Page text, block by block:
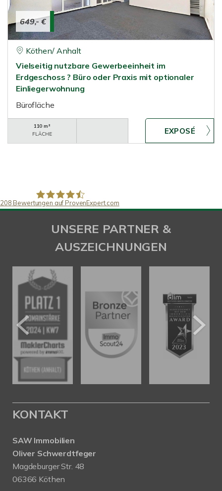
649,- €
Köthen/ Anhalt
Vielseitig nutzbare Gewerbeeinheit im
Erdgeschoss ? Büro oder Praxis mit optionaler
Einliegerwohnung
Bürofläche
110 m²
FLÄCHE
SAW Immobilien
208 Bewertungen auf ProvenExpert.com
UNSERE PARTNER &
AUSZEICHNUNGEN
KONTAKT
SAW Immobilien
Oliver Schwerdtfeger
Magdeburger Str. 48
06366 Köthen